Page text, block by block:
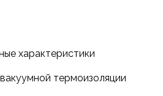
технологии вакуумной
не менее 18 часов, а
суток, сохраняя их
Технология
характеристики
термоизоляции